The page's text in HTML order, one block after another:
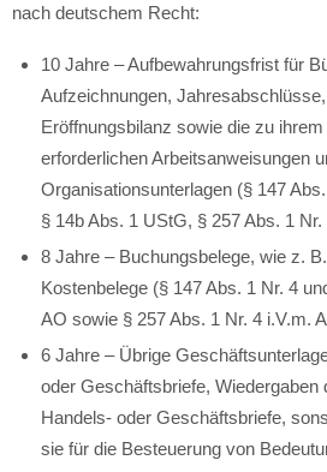
nach deutschem Recht:
10 Jahre – Aufbewahrungsfrist für
Aufzeichnungen,
Eröffnungsbilanz sowie die zu
erforderlichen Arbeitsanweisungen
Organisationsunterlagen (§ 147
§ 14b Abs. 1 UStG, § 257 Abs. 1
8 Jahre – Buchungsbelege, wie z.
Kostenbelege (§ 147 Abs. 1 Nr. 4
AO sowie § 257 Abs. 1 Nr. 4 i.V.m.
6 Jahre – Übrige
oder Geschäftsbriefe, Wiedergaben
Handels- oder Geschäftsbriefe,
sie für die Besteuerung von